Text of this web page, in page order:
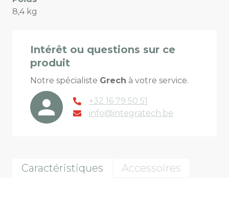
8,4 kg
Intérêt ou questions sur ce
produit
Notre spécialiste Grech à votre service.
+32 16 79 50 51
info@integratech.be
Caractéristiques Accessoires